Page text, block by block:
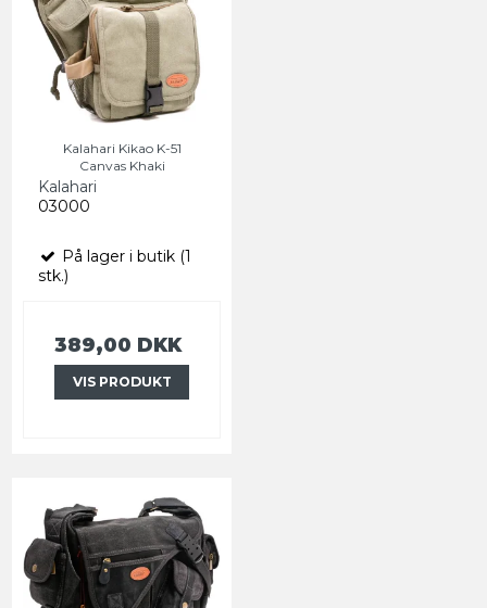
Kalahari Kikao K-51
Canvas Khaki
Kalahari
03000
På lager i butik (1
stk.)
389,00 DKK
VIS PRODUKT